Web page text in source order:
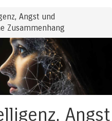
Angst und
Zusammenhang
Angst